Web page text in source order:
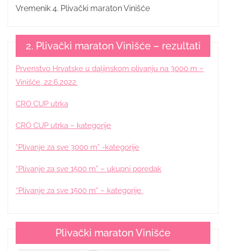
Vremenik 4. Plivački maraton Vinišće
2. Plivački maraton Vinišće – rezultati
Prvenstvo Hrvatske u daljinskom plivanju na 3000 m –
Vinišće, 22.6.2022.
CRO CUP utrka
CRO CUP utrka – kategorije
“Plivanje za sve 3000 m” -kategorije
“Plivanje za sve 1500 m” – ukupni poredak
“Plivanje za sve 1500 m” – kategorije
Plivački maraton Vinišće